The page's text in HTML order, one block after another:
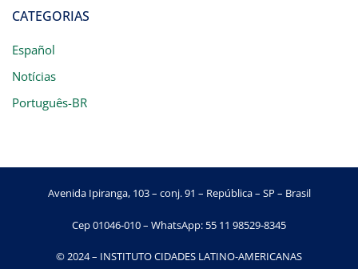
CATEGORIAS
Español
Notícias
Português-BR
Avenida Ipiranga, 103 – conj. 91 – República – SP – Brasil
Cep 01046-010 – WhatsApp: 55 11 98529-8345
© 2024 – INSTITUTO CIDADES LATINO-AMERICANAS